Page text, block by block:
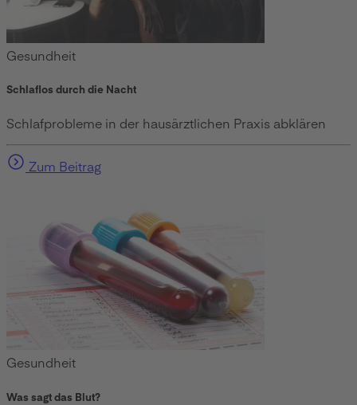
Gesundheit
Schlaflos durch die Nacht
Schlafprobleme in der hausärztlichen Praxis abklären
Zum Beitrag
Gesundheit
Was sagt das Blut?